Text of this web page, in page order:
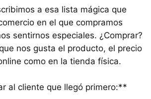
a esa lista mágica que
en el que compramos
sentirnos especiales. ¿Comprar?
nos gusta el producto, el precio
como en la tienda física.
al cliente que llegó primero:**